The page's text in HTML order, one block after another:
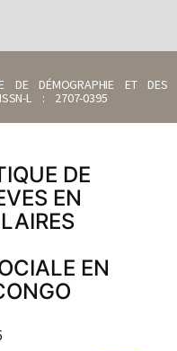
DE DÉMOGRAPHIE ET DES
L : 2707-0395
DE
EN
EN